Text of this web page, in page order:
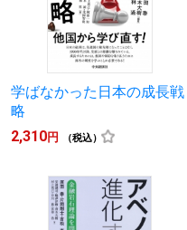
学ばなかった日本の成長戦
略
2,310円 （税込）